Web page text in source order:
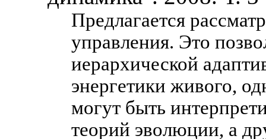
Предлагается
управления. Это
иерархической
энергетики живого,
могут быть
теорий эволюции, а